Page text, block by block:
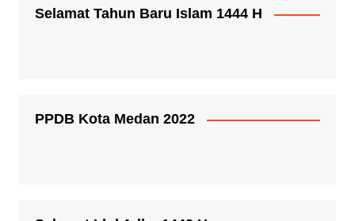
Selamat Tahun Baru Islam 1444 H
PPDB Kota Medan 2022